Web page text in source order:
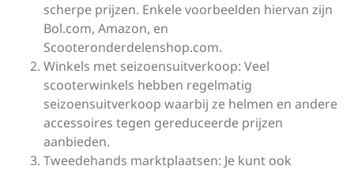
scherpe prijzen. Enkele voorbeelden hiervan zijn
Bol.com, Amazon, en
Scooteronderdelenshop.com.
Winkels met seizoensuitverkoop: Veel
scooterwinkels hebben regelmatig
seizoensuitverkoop waarbij ze helmen en andere
accessoires tegen gereduceerde prijzen
aanbieden.
Tweedehands marktplaatsen: Je kunt ook